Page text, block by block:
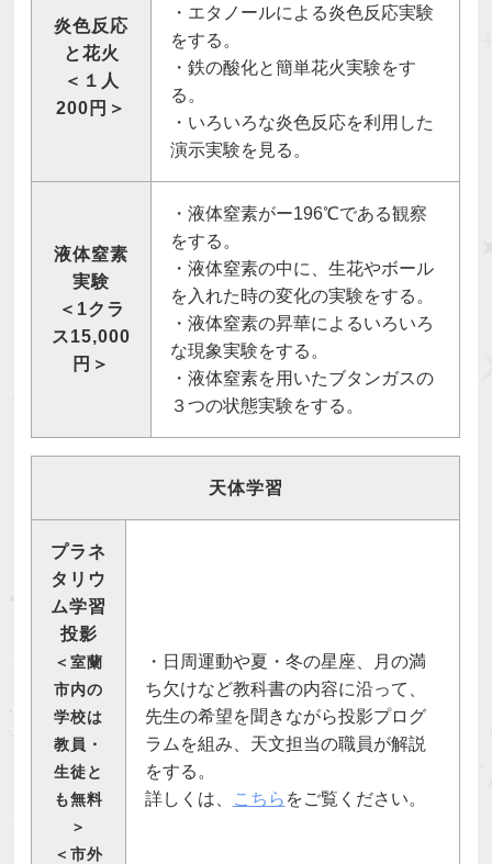
炎色反応
と花火
＜１人
200円＞
・エタノールによる炎色反応実験
をする。
・鉄の酸化と簡単花火実験をす
る。
・いろいろな炎色反応を利用した
演示実験を見る。
液体窒素
実験
＜1クラ
ス15,000
円＞
・液体窒素がー196℃である観察
をする。
・液体窒素の中に、生花やボール
を入れた時の変化の実験をする。
・液体窒素の昇華によるいろいろ
な現象実験をする。
・液体窒素を用いたブタンガスの
３つの状態実験をする。
天体学習
プラネ
タリウ
ム学習
投影
＜室蘭
市内の
学校は
教員・
生徒と
も無料
＞
＜市外
・日周運動や夏・冬の星座、月の満
ち欠けなど教科書の内容に沿って、
先生の希望を聞きながら投影プログ
ラムを組み、天文担当の職員が解説
をする。
詳しくは、
こちら をご覧ください。